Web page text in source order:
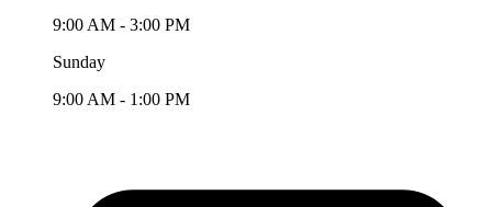
9:00 AM - 3:00 PM
Sunday
9:00 AM - 1:00 PM